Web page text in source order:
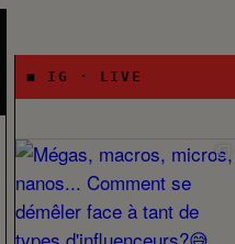
◼ IG · LIVE